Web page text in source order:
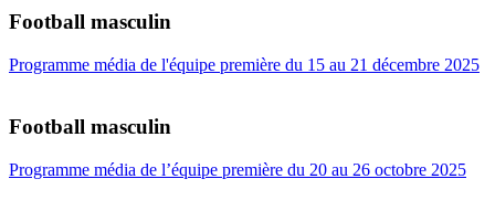
Football masculin
Programme média de l'équipe première du 15 au 21 décembre 2025
Football masculin
Programme média de l’équipe première du 20 au 26 octobre 2025